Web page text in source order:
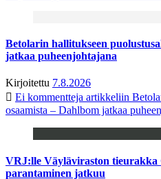
Betolarin hallitukseen
jatkaa puheenjohtajana
Kirjoitettu 7.8.2026
Ei kommentteja artikkeliin
osaamista – Dahlbom jatkaa
VRJ:lle Väyläviraston tieurakka
parantaminen jatkuu